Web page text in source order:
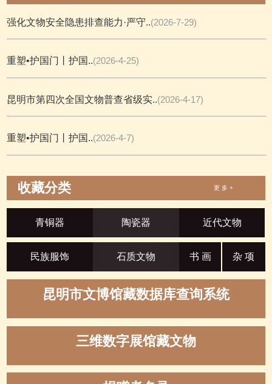
强化文物安全隐患排查能力·严守..(2026-7-29)
重塑•护国门丨护国..(2026-4-25)
昆明市第四次全国文物普查省级实..(2026-4-17)
重塑•护国门丨护国..(2026-4-7)
收藏分类 更 多 +
青铜器 陶瓷器 近代文物
民族服饰 石质文物 书 画 杂 项
昆明市文博馆藏数据库查询系统
三维数字展馆藏文物